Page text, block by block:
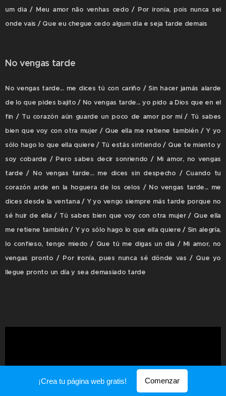
um dia / Meu amor não venhas cedo / Por ironia, pois nunca sei
onde vais / Que eu chegue cedo algum dia e seja tarde demais
No vengas tarde
No vengas tarde... me dices tú con cariño / Sin hacer jamás alarde
de lo que pides bajito / No vengas tarde... yo pido a Dios que en el
fin / Tu corazón aún guarde un poco de amor por mí / Tú sabes
bien que voy con otra mujer / Que ella me retiene también / Y yo
sólo hago lo que ella quiere / Tú estás sintiendo / Que te miento y
soy cobarde / Pero sabes decir sonriendo / Mi amor, no vengas
tarde / No vengas tarde... me dices sin despecho / Cuando tu
corazón arde en la hoguera de los celos / No vengas tarde... me
dices desde la ventana / Y yo vengo siempre más tarde porque no
sé huir de ella / Tú sabes bien que voy con otra mujer / Que ella
me retiene también / Y yo sólo hago lo que ella quiere / Sin alegría,
lo confieso, tengo miedo / Que tú me digas un día / Mi amor, no
vengas pronto / Por ironía, pues nunca sé dónde vas / Que yo
llegue pronto un día y sea demasiado tarde
¡Crea tu página web gratis! Comenzar